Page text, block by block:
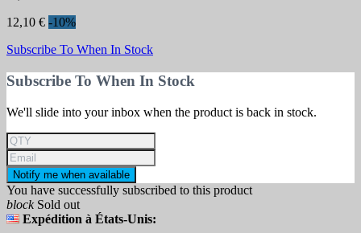
12,10 € -10%
Subscribe To When In Stock
Subscribe To When In Stock
We'll slide into your inbox when the product is back in stock.
Notify me when available
You have successfully subscribed to this product
blockSold out
Expédition à États-Unis: